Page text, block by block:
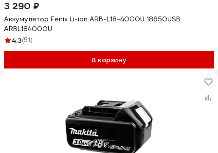
3 290 ₽
Аккумулятор Fenix Li-ion ARB-L18-4000U 18650USB
ARBL184000U
4.3(51)
В корзину